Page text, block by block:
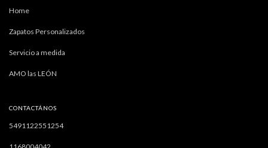
Home
Zapatos Personalizados
Servicio a medida
AMO las LEÓN
CONTACTÁNOS
5491122551254